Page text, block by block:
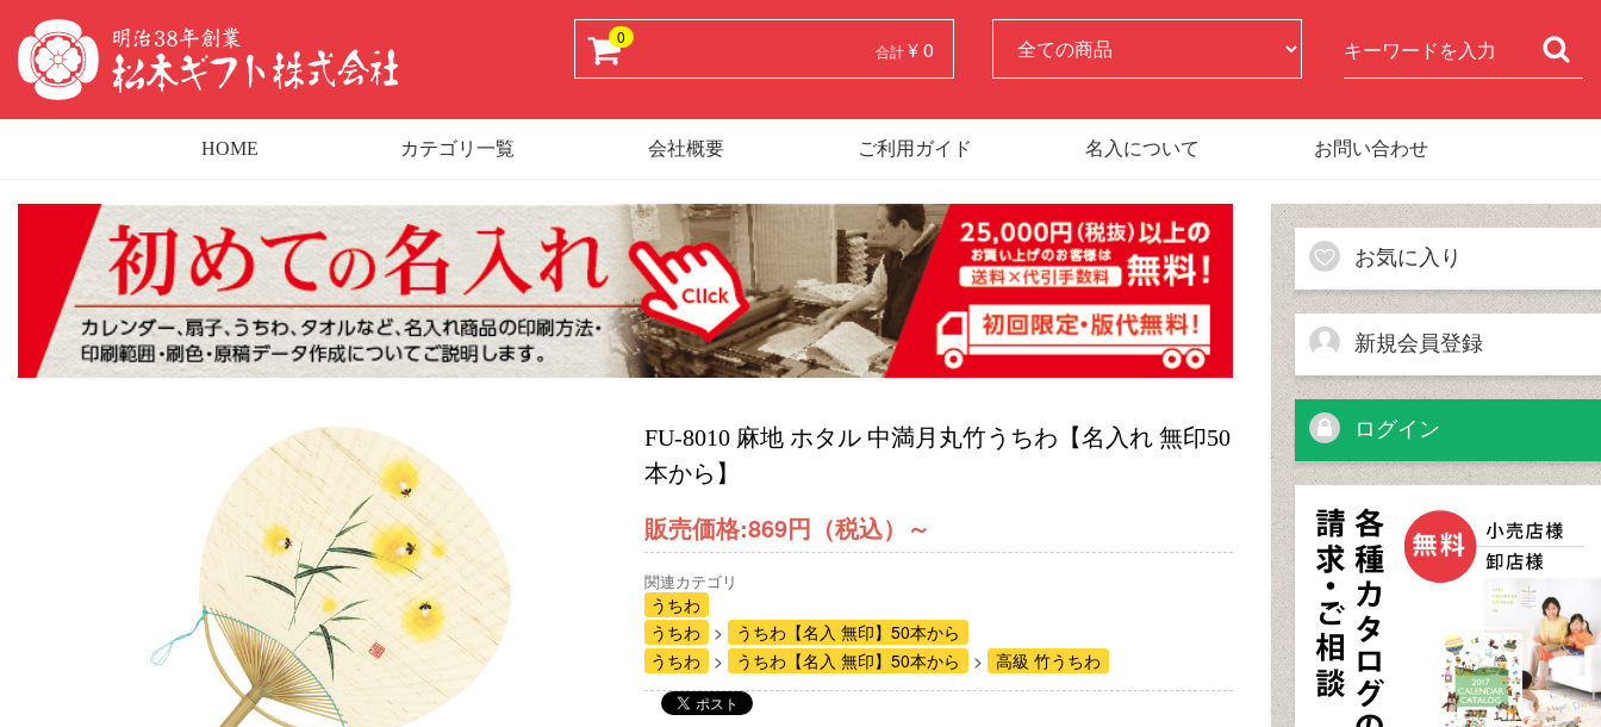
0
合計¥ 0
HOME カテゴリ一覧 会社概要 ご利用ガイド 名入について お問い合わせ
FU-8010 麻地 ホタル 中満月丸竹うちわ【名入れ 無印50
本から】
販売価格:869円（税込） ～
関連カテゴリ
うちわ
うちわ
うちわ【名入 無印】50本から
うちわ
うちわ【名入 無印】50本から 高級 竹うちわ
お気に入り
新規会員登録
ログイン